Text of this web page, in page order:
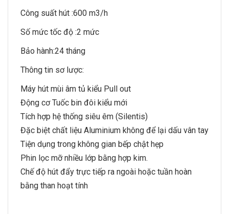
Công suất hút :600 m3/h
Số mức tốc độ :2 mức
Bảo hành:24 tháng
Thông tin sơ lược:
Máy hút mùi âm tủ kiểu Pull out
Động cơ Tuốc bin đôi kiểu mới
Tích hợp hệ thống siêu êm (Silentis)
Đặc biệt chất liệu Aluminium không để lại dấu vân tay
Tiện dụng trong không gian bếp chật hẹp
Phin lọc mỡ nhiều lớp bằng hợp kim.
Chế độ hút đẩy trực tiếp ra ngoài hoặc tuần hoàn
bằng than hoạt tính